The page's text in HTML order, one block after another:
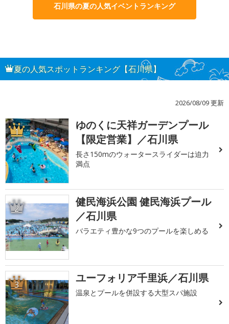
石川県の夏の人気イベントランキング
夏の人気スポットランキング【石川県】
2026/08/09 更新
1
ゆのくに天祥ガーデンプール
【限定営業】／石川県
長さ150mのウォータースライダーは迫力
満点
2
健民海浜公園 健民海浜プール
／石川県
バラエティ豊かな9つのプールを楽しめる
3 ユーフォリア千里浜／石川県
温泉とプールを併設する大型スパ施設